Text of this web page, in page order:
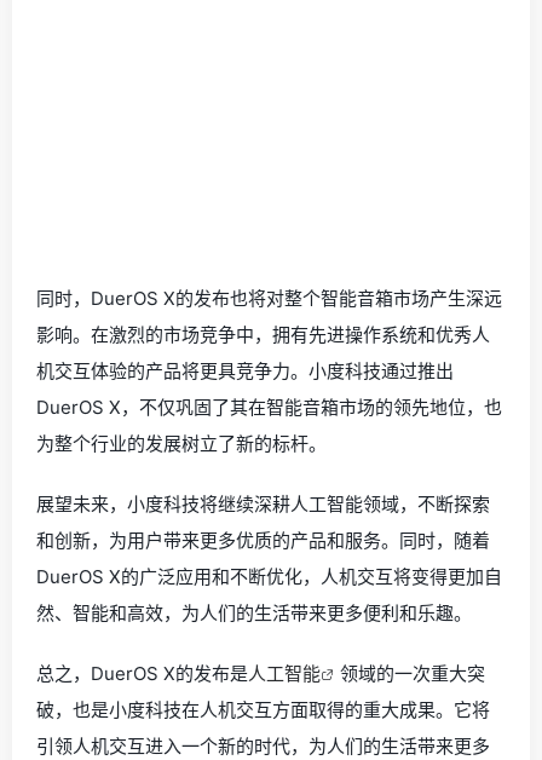
同时，DuerOS X的发布也将对整个智能音箱市场产生深远
影响。在激烈的市场竞争中，拥有先进操作系统和优秀人
机交互体验的产品将更具竞争力。小度科技通过推出
DuerOS X，不仅巩固了其在智能音箱市场的领先地位，也
为整个行业的发展树立了新的标杆。
展望未来，小度科技将继续深耕人工智能领域，不断探索
和创新，为用户带来更多优质的产品和服务。同时，随着
DuerOS X的广泛应用和不断优化，人机交互将变得更加自
然、智能和高效，为人们的生活带来更多便利和乐趣。
总之，DuerOS X的发布是人工智能
领域的一次重大突
破，也是小度科技在人机交互方面取得的重大成果。它将
引领人机交互进入一个新的时代，为人们的生活带来更多